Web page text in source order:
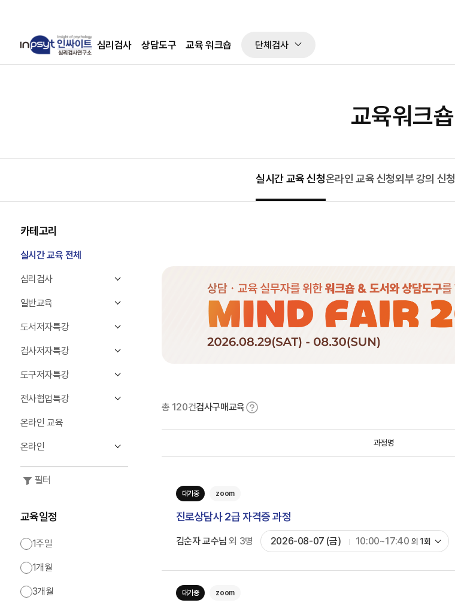
심리검사 상담도구 교육 워크숍 단체검사
교육워크숍
실시간 교육 신청온라인 교육 신청외부 강의 신청
카테고리
실시간 교육 전체
심리검사
일반교육
도서저자특강
검사저자특강
도구저자특강
전사협업특강
온라인 교육
온라인
필터
교육일정
1주일
1개월
3개월
총 120건검사구매교육
과정명
대기중 zoom
진로상담사 2급 자격증 과정
김순자 교수님외 3명 2026-08-07 (금) 10:00~17:40 외 1회
대기중 zoom